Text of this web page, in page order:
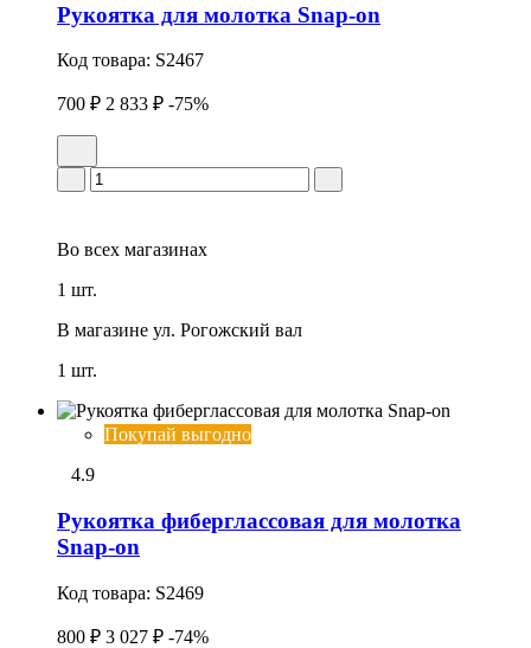
Рукоятка для молотка Snap-on
Код товара: S2467
700 ₽ 2 833 ₽ -75%
Во всех магазинах
1 шт.
В магазине ул. Рогожский вал
1 шт.
Покупай выгодно
4.9
Рукоятка фиберглассовая для молотка
Snap-on
Код товара: S2469
800 ₽ 3 027 ₽ -74%